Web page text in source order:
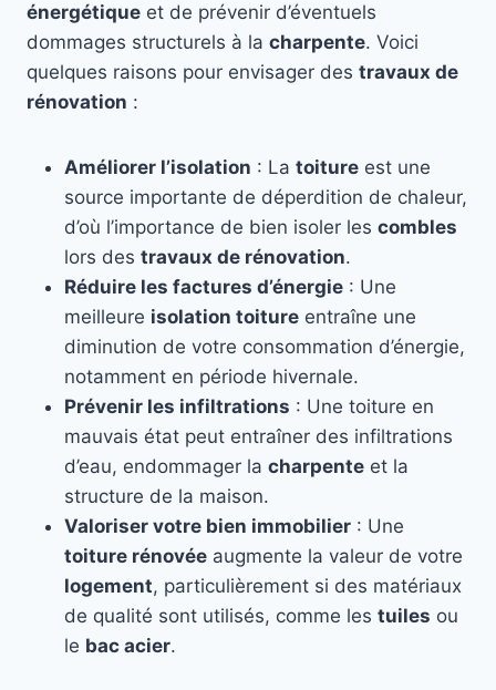
énergétique et de prévenir d’éventuels
dommages structurels à la charpente. Voici
quelques raisons pour envisager des travaux de
rénovation :
Améliorer l’isolation : La toiture est une
source importante de déperdition de chaleur,
d’où l’importance de bien isoler les combles
lors des travaux de rénovation.
Réduire les factures d’énergie : Une
meilleure isolation toiture entraîne une
diminution de votre consommation d’énergie,
notamment en période hivernale.
Prévenir les infiltrations : Une toiture en
mauvais état peut entraîner des infiltrations
d’eau, endommager la charpente et la
structure de la maison.
Valoriser votre bien immobilier : Une
toiture rénovée augmente la valeur de votre
logement, particulièrement si des matériaux
de qualité sont utilisés, comme les tuiles ou
le bac acier.